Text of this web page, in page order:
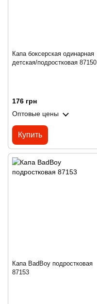
Капа боксерская одинарная
детская/подростковая 87150
176 грн
Оптовые цены
Купить
Капа BadBoy подростковая
87153